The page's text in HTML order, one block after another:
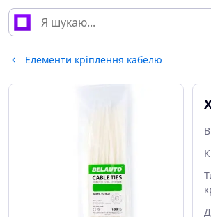
Елементи кріплення кабелю